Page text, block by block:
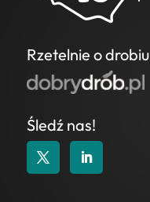
Rzetelnie o drobiu
Śledź nas!